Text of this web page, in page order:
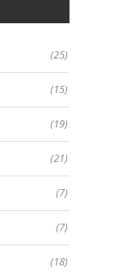
(25)
(15)
(19)
(21)
(7)
(7)
(18)